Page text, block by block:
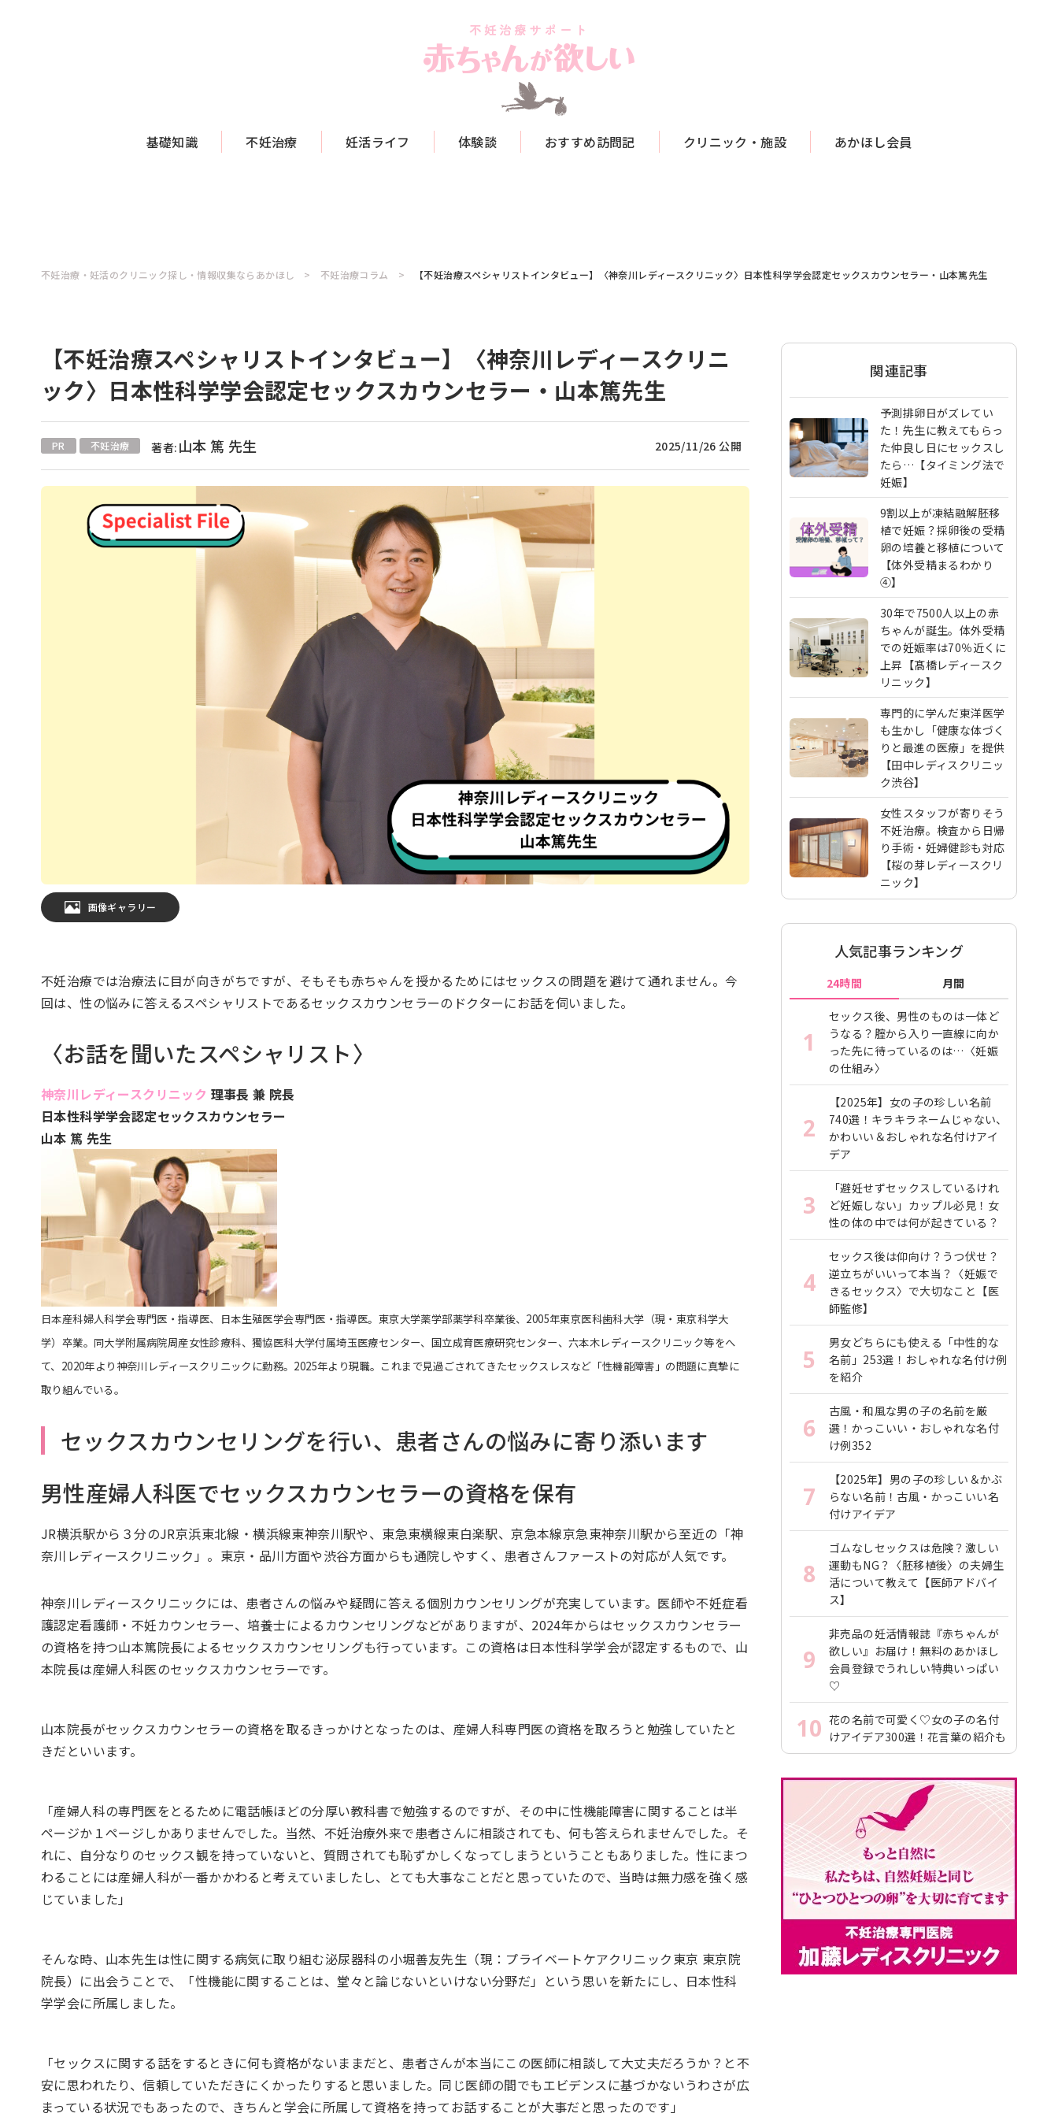
基礎知識 不妊治療 妊活ライフ 体験談 おすすめ訪問記 クリニック・施設 あかほし会員
不妊治療・妊活のクリニック探し・情報収集ならあかほし 不妊治療コラム 【不妊治療スペシャリストインタビュー】〈神奈川レディースクリニック〉日本性科学学会認定セックスカウンセラー・山本篤先生
【不妊治療スペシャリストインタビュー】〈神奈川レディースクリニ
ック〉日本性科学学会認定セックスカウンセラー・山本篤先生
PR 不妊治療 著者: 山本 篤 先生 2025/11/26 公開
画像ギャラリー
不妊治療では治療法に目が向きがちですが、そもそも赤ちゃんを授かるためにはセックスの問題を避けて通れません。今
回は、性の悩みに答えるスペシャリストであるセックスカウンセラーのドクターにお話を伺いました。
〈お話を聞いたスペシャリスト〉
神奈川レディースクリニック 理事長 兼 院長
日本性科学学会認定セックスカウンセラー
山本 篤 先生
日本産科婦人科学会専門医・指導医、日本生殖医学会専門医・指導医。東京大学薬学部薬学科卒業後、2005年東京医科歯科大学（現・東京科学大
学）卒業。同大学附属病院周産女性診療科、獨協医科大学付属埼玉医療センター、国立成育医療研究センター、六本木レディースクリニック等をへ
て、2020年より神奈川レディースクリニックに勤務。2025年より現職。これまで見過ごされてきたセックスレスなど「性機能障害」の問題に真摯に
取り組んでいる。
セックスカウンセリングを行い、患者さんの悩みに寄り添います
男性産婦人科医でセックスカウンセラーの資格を保有
JR横浜駅から３分のJR京浜東北線・横浜線東神奈川駅や、東急東横線東白楽駅、京急本線京急東神奈川駅から至近の「神
奈川レディースクリニック」。東京・品川方面や渋谷方面からも通院しやすく、患者さんファーストの対応が人気です。
神奈川レディースクリニックには、患者さんの悩みや疑問に答える個別カウンセリングが充実しています。医師や不妊症看
護認定看護師・不妊カウンセラー、培養士によるカウンセリングなどがありますが、2024年からはセックスカウンセラー
の資格を持つ山本篤院長によるセックスカウンセリングも行っています。この資格は日本性科学学会が認定するもので、山
本院長は産婦人科医のセックスカウンセラーです。
山本院長がセックスカウンセラーの資格を取るきっかけとなったのは、産婦人科専門医の資格を取ろうと勉強していたと
きだといいます。
「産婦人科の専門医をとるために電話帳ほどの分厚い教科書で勉強するのですが、その中に性機能障害に関することは半
ページか１ページしかありませんでした。当然、不妊治療外来で患者さんに相談されても、何も答えられませんでした。そ
れに、自分なりのセックス観を持っていないと、質問されても恥ずかしくなってしまうということもありました。性にまつ
わることには産婦人科が一番かかわると考えていましたし、とても大事なことだと思っていたので、当時は無力感を強く感
じていました」
そんな時、山本先生は性に関する病気に取り組む泌尿器科の小堀善友先生（現：プライベートケアクリニック東京 東京院
院長）に出会うことで、「性機能に関することは、堂々と論じないといけない分野だ」という思いを新たにし、日本性科
学学会に所属しました。
「セックスに関する話をするときに何も資格がないままだと、患者さんが本当にこの医師に相談して大丈夫だろうか？と不
安に思われたり、信頼していただきにくかったりすると思いました。同じ医師の間でもエビデンスに基づかないうわさが広
まっている状況でもあったので、きちんと学会に所属して資格を持ってお話することが大事だと思ったのです」
関連記事
予測排卵日がズレてい
た！先生に教えてもらっ
た仲良し日にセックスし
たら…【タイミング法で
妊娠】
9割以上が凍結融解胚移
植で妊娠？採卵後の受精
卵の培養と移植について
【体外受精まるわかり
④】
30年で7500人以上の赤
ちゃんが誕生。体外受精
での妊娠率は70％近くに
上昇【髙橋レディースク
リニック】
専門的に学んだ東洋医学
も生かし「健康な体づく
りと最進の医療」を提供
【田中レディスクリニッ
ク渋谷】
女性スタッフが寄りそう
不妊治療。検査から日帰
り手術・妊婦健診も対応
【桜の芽レディースクリ
ニック】
人気記事ランキング
24時間 月間
1
セックス後、男性のものは一体ど
うなる？腟から入り一直線に向か
った先に待っているのは…〈妊娠
の仕組み〉
2
【2025年】女の子の珍しい名前
740選！キラキラネームじゃない、
かわいい＆おしゃれな名付けアイ
デア
3
「避妊せずセックスしているけれ
ど妊娠しない」カップル必見！女
性の体の中では何が起きている？
4
セックス後は仰向け？うつ伏せ？
逆立ちがいいって本当？〈妊娠で
きるセックス〉で大切なこと【医
師監修】
5
男女どちらにも使える「中性的な
名前」253選！おしゃれな名付け例
を紹介
6
古風・和風な男の子の名前を厳
選！かっこいい・おしゃれな名付
け例352
7
【2025年】男の子の珍しい＆かぶ
らない名前！古風・かっこいい名
付けアイデア
8
ゴムなしセックスは危険？激しい
運動もNG？〈胚移植後〉の夫婦生
活について教えて【医師アドバイ
ス】
9
非売品の妊活情報誌『赤ちゃんが
欲しい』お届け！無料のあかほし
会員登録でうれしい特典いっぱい
♡
10 花の名前で可愛く♡女の子の名付
けアイデア300選！花言葉の紹介も